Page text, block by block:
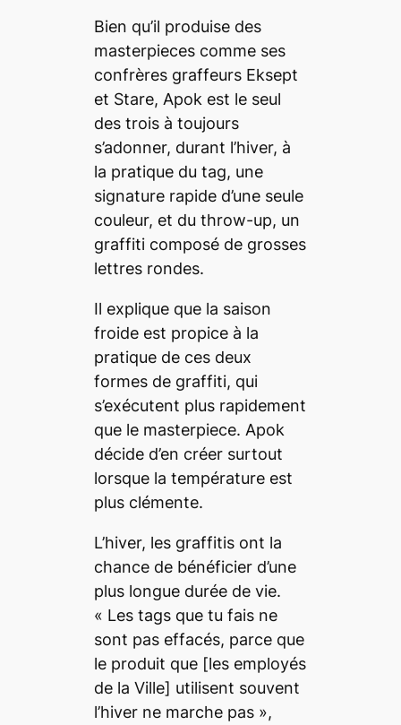
Bien qu’il produise des
masterpiecescomme ses
confrères graffeurs Eksept
et Stare, Apok est le seul
des trois à toujours
s’adonner, durant l’hiver, à
la pratique du tag, une
signature rapide d’une seule
couleur, et du throw-up, un
graffiti composé de grosses
lettres rondes.
Il explique que la saison
froide est propice à la
pratique de ces deux
formes de graffiti, qui
s’exécutent plus rapidement
que le masterpiece. Apok
décide d’en créer surtout
lorsque la température est
plus clémente.
L’hiver, les graffitis ont la
chance de bénéficier d’une
plus longue durée de vie.
« Lestagsque tu fais ne
sont pas effacés, parce que
le produit que [les employés
de la Ville] utilisent souvent
l’hiver ne marche pas»,